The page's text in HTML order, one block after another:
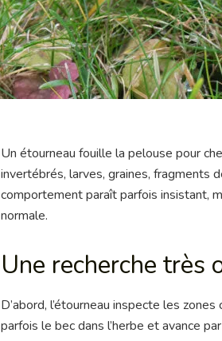
Un étourneau fouille la pelouse pour
invertébrés, larves, graines, fragments
comportement paraît parfois insistant,
normale.
Une recherche très
D’abord, l’étourneau inspecte les
parfois le bec dans l’herbe et avance